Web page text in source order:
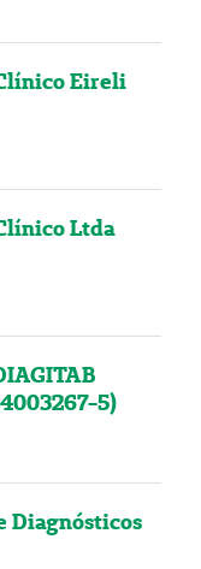
Eireli
Ltda
5)
Diagnósticos